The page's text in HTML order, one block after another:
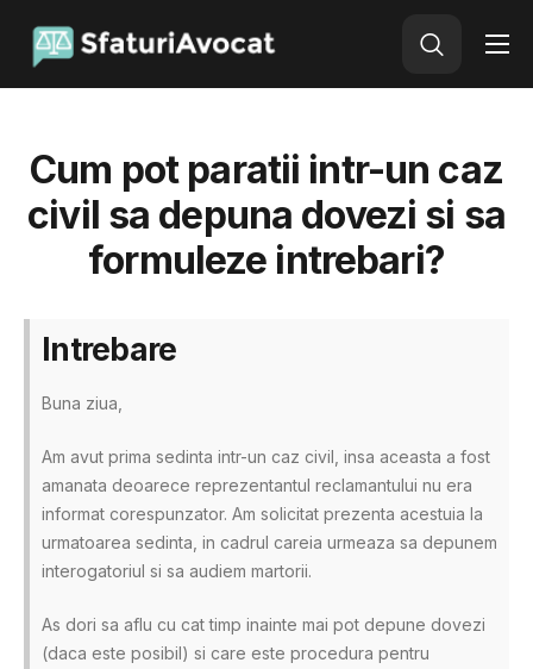
Avocat Online
Cum pot paratii intr-un caz
civil sa depuna dovezi si sa
formuleze intrebari?
Intrebare
Buna ziua,
Am avut prima sedinta intr-un caz civil, insa aceasta a fost
amanata deoarece reprezentantul reclamantului nu era
informat corespunzator. Am solicitat prezenta acestuia la
urmatoarea sedinta, in cadrul careia urmeaza sa depunem
interogatoriul si sa audiem martorii.
As dori sa aflu cu cat timp inainte mai pot depune dovezi
(daca este posibil) si care este procedura pentru